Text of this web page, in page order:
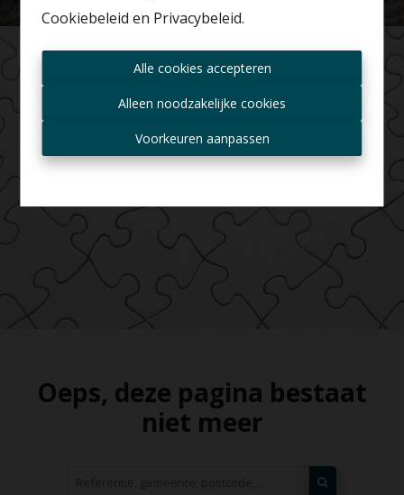
Cookiebeleid en Privacybeleid.
Alle cookies accepteren
Alleen noodzakelijke cookies
Voorkeuren aanpassen
Oeps, deze pagina bestaat
niet meer
Altijd als eerste op de
hoogte zijn van nieuwe
aanbiedingen?
Ontvang aanbod per mail